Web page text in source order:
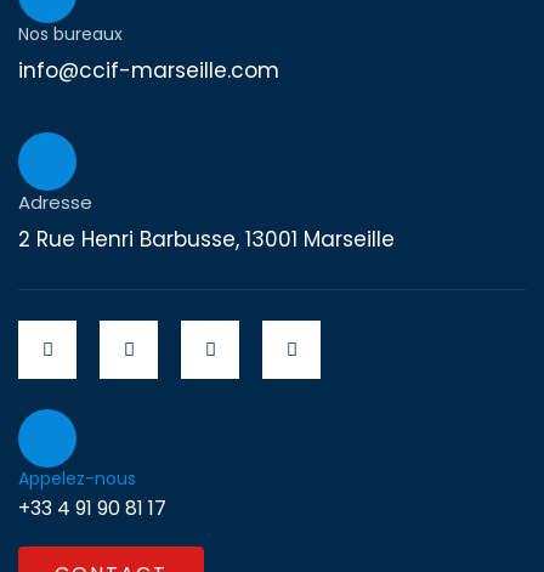
Nos bureaux
info@ccif-marseille.com
Adresse
2 Rue Henri Barbusse, 13001 Marseille
Appelez-nous
+33 4 91 90 81 17